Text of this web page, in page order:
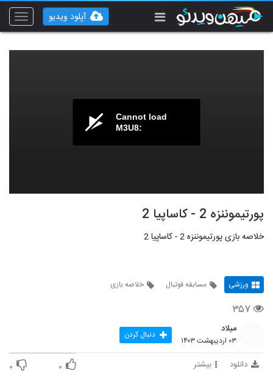
Toggle
آپلود ویدیو
Cannot load
M3U8:
پورتیموننزه 2 - کاساپیا 2
خلاصه بازی پورتیموننزه 2 - کاساپیا 2
ورزشی مسابقه فوتبال خلاصه بازی
۳۵۷
میلاد
۰۳ اردیبهشت ۱۴۰۳ دنبال کردن
دانلود بیشتر ۰ ۰